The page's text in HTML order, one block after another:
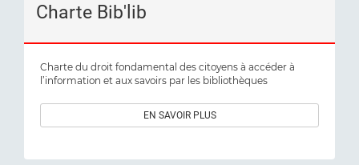
Charte Bib'lib
Charte du droit fondamental des citoyens à accéder à
l’information et aux savoirs par les bibliothèques
EN SAVOIR PLUS